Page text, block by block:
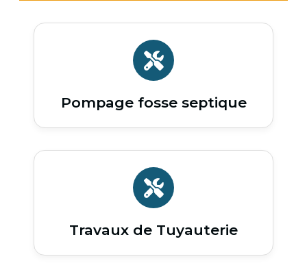
Pompage fosse septique
Travaux de Tuyauterie